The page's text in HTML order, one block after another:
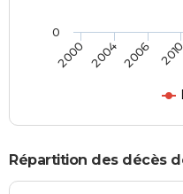
2000 2004 2006 2010
0
Répartition des décès